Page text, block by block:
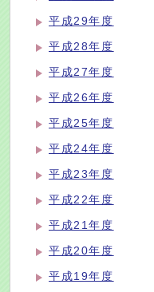
平成29年度
平成28年度
平成27年度
平成26年度
平成25年度
平成24年度
平成23年度
平成22年度
平成21年度
平成20年度
平成19年度